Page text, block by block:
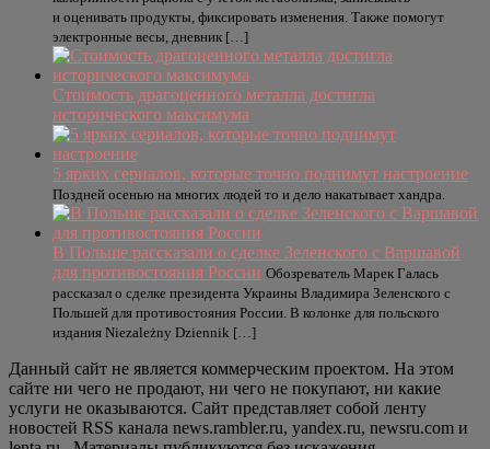
и оценивать продукты, фиксировать изменения. Также помогут
электронные весы, дневник […]
Стоимость драгоценного металла достигла
исторического максимума
5 ярких сериалов, которые точно поднимут настроение
Поздней осенью на многих людей то и дело накатывает хандра.
В Польше рассказали о сделке Зеленского с Варшавой
для противостояния России Обозреватель Марек Галась
рассказал о сделке президента Украины Владимира Зеленского с
Польшей для противостояния России. В колонке для польского
издания Niezależny Dziennik […]
Данный сайт не является коммерческим проектом. На этом
сайте ни чего не продают, ни чего не покупают, ни какие
услуги не оказываются. Сайт представляет собой ленту
новостей RSS канала news.rambler.ru, yandex.ru, newsru.com и